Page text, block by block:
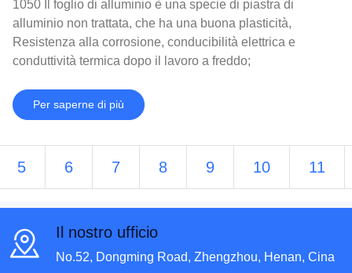
1050 Il foglio di alluminio è una specie di piastra di
alluminio non trattata, che ha una buona plasticità,
Resistenza alla corrosione, conducibilità elettrica e
conduttività termica dopo il lavoro a freddo;
Per saperne di più
5 6 7 8 9 10 11
Il nostro ufficio
No.52, Dongming Road, Zhengzhou, Henan, Cina